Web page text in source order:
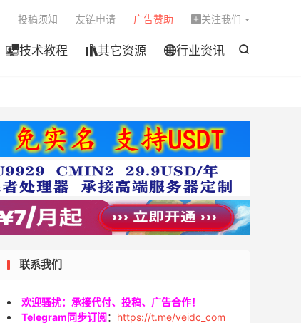

技术教程 其它资源 行业资讯
投稿须知 友链申请 广告赞助  关注我们
联系我们
欢迎骚扰：承接代付、投稿、广告合作！
Telegram同步订阅： https://t.me/veidc_com